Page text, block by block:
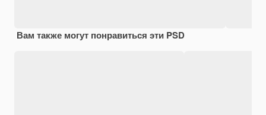
Вам также могут понравиться эти PSD